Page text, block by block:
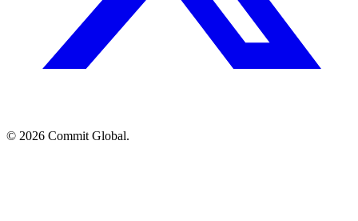
© 2026 Commit Global.